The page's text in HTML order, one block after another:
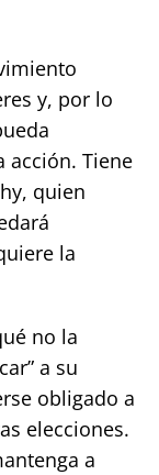
y, por lo
acción. Tiene
quien
la
no la
a su
obligado a
elecciones.
a